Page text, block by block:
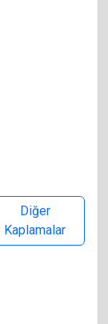
Diğer
Kaplamalar